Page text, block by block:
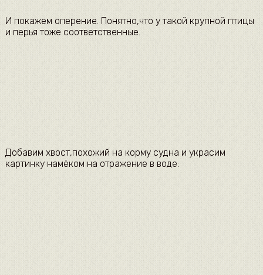
И покажем оперение. Понятно,что у такой крупной птицы
и перья тоже соответственные.
Добавим хвост,похожий на корму судна и украсим
картинку намёком на отражение в воде: